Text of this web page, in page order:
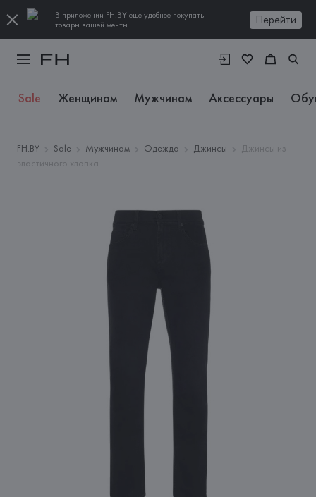
В приложении FH.BY еще удобнее покупать
товары вашей мечты
Перейти
Sale Женщинам Мужчинам Аксессуары
FH.BY Sale Мужчинам Одежда Джинсы
Джинсы из
эластичного хлопка